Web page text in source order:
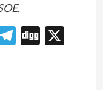
Telegram
Digg
X